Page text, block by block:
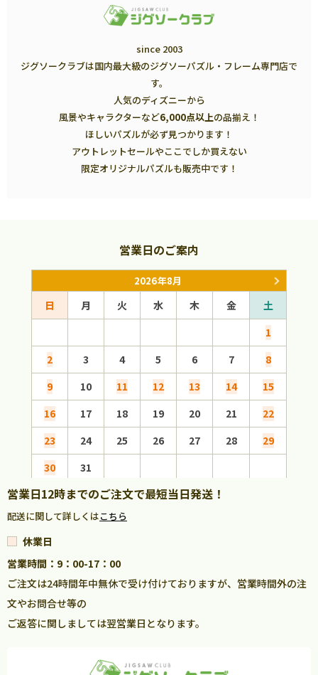
since 2003
ジグソークラブは国内最大級のジグソーパズル・フレーム専門店で
す。
人気のディズニーから
風景やキャラクターなど6,000点以上の品揃え！
ほしいパズルが必ず見つかります！
アウトレットセールやここでしか買えない
限定オリジナルパズルも販売中です！
営業日のご案内
2026年8月
日 月 火 水 木 金
土
1
2
3 4 5 6 7
8
9
10 11 12 13 14
15
16
17 18 19 20 21
22
23
24 25 26 27 28
29
30
31
営業日12時までのご注文で最短当日発送！
配送に関して詳しくはこちら
休業日
営業時間：9：00-17：00
ご注文は24時間年中無休で受け付けておりますが、営業時間外の注
文やお問合せ等の
ご返答に関しましては翌営業日となります。